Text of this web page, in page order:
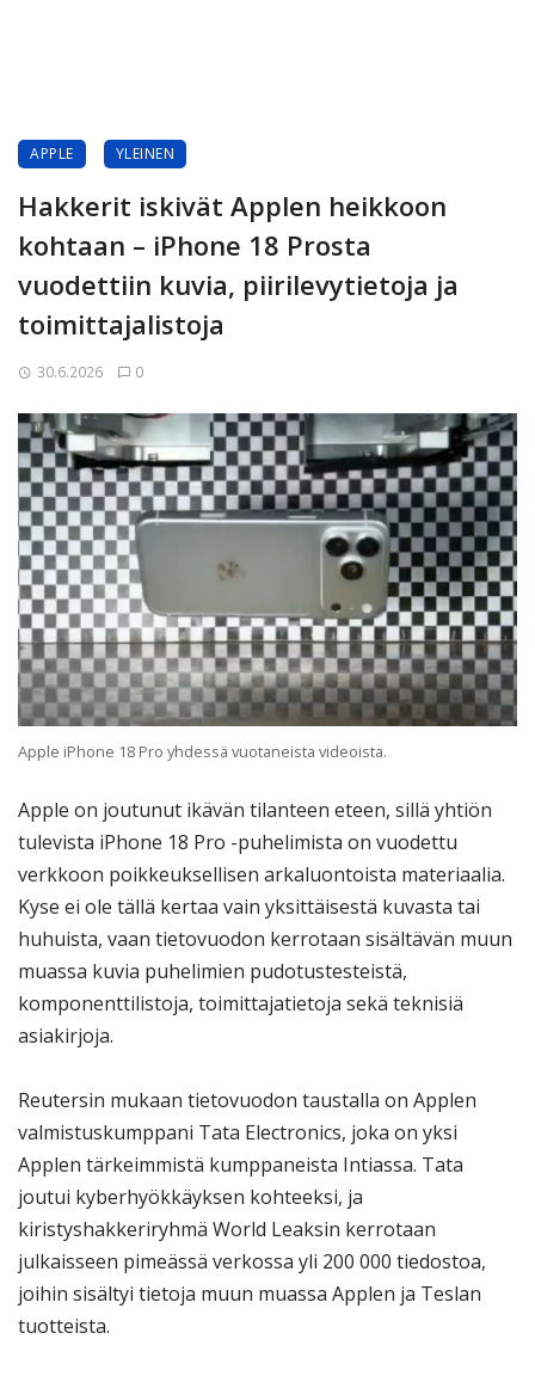
APPLE YLEINEN
Hakkerit iskivät Applen heikkoon
kohtaan – iPhone 18 Prosta
vuodettiin kuvia, piirilevytietoja ja
toimittajalistoja
30.6.2026 0
Apple iPhone 18 Pro yhdessä vuotaneista videoista.
Apple on joutunut ikävän tilanteen eteen, sillä yhtiön
tulevista iPhone 18 Pro -puhelimista on vuodettu
verkkoon poikkeuksellisen arkaluontoista materiaalia.
Kyse ei ole tällä kertaa vain yksittäisestä kuvasta tai
huhuista, vaan tietovuodon kerrotaan sisältävän muun
muassa kuvia puhelimien pudotustesteistä,
komponenttilistoja, toimittajatietoja sekä teknisiä
asiakirjoja.
Reutersin mukaan tietovuodon taustalla on Applen
valmistuskumppani Tata Electronics, joka on yksi
Applen tärkeimmistä kumppaneista Intiassa. Tata
joutui kyberhyökkäyksen kohteeksi, ja
kiristyshakkeriryhmä World Leaksin kerrotaan
julkaisseen pimeässä verkossa yli 200 000 tiedostoa,
joihin sisältyi tietoja muun muassa Applen ja Teslan
tuotteista.